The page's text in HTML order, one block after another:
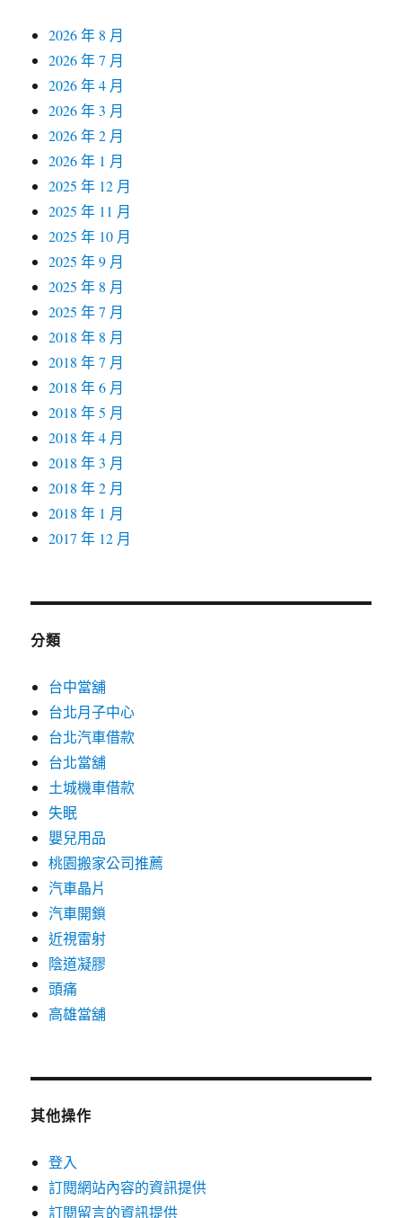
2026 年 8 月
2026 年 7 月
2026 年 4 月
2026 年 3 月
2026 年 2 月
2026 年 1 月
2025 年 12 月
2025 年 11 月
2025 年 10 月
2025 年 9 月
2025 年 8 月
2025 年 7 月
2018 年 8 月
2018 年 7 月
2018 年 6 月
2018 年 5 月
2018 年 4 月
2018 年 3 月
2018 年 2 月
2018 年 1 月
2017 年 12 月
分類
台中當舖
台北月子中心
台北汽車借款
台北當舖
土城機車借款
失眠
嬰兒用品
桃園搬家公司推薦
汽車晶片
汽車開鎖
近視雷射
陰道凝膠
頭痛
高雄當舖
其他操作
登入
訂閱網站內容的資訊提供
訂閱留言的資訊提供